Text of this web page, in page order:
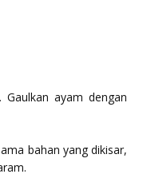
ayam dengan
bahan yang dikisar,